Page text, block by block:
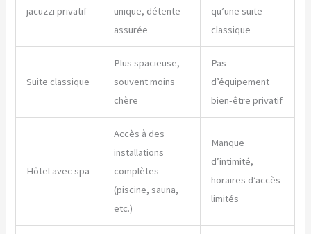
jacuzzi privatif
unique, détente
assurée
qu’une suite
classique
Suite classique
Plus spacieuse,
souvent moins
chère
Pas
d’équipement
bien-être privatif
Hôtel avec spa
Accès à des
installations
complètes
(piscine, sauna,
etc.)
Manque
d’intimité,
horaires d’accès
limités